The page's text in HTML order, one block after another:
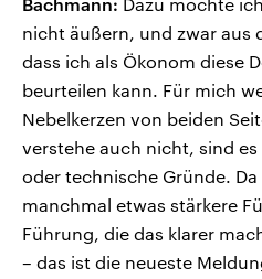
Bachmann: Dazu möchte
nicht äußern, und zwar aus
dass ich als Ökonom diese
beurteilen kann. Für mich
Nebelkerzen von beiden
verstehe auch nicht, sind
oder technische Gründe.
manchmal etwas stärkere
Führung, die das klarer
– das ist die neueste